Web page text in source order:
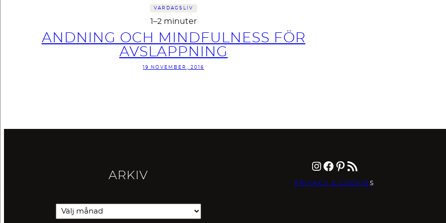
VARDAGSLIV
1–2 minuter
ANDNING OCH MINDFULNESS FÖR
AVSLAPPNING
19 NOVEMBER, 2016
ARKIV
Instagram Facebook Pinterest RSS-flöde
PRIVACY & COOKIES